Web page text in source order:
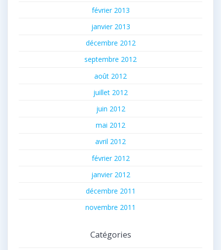
février 2013
janvier 2013
décembre 2012
septembre 2012
août 2012
juillet 2012
juin 2012
mai 2012
avril 2012
février 2012
janvier 2012
décembre 2011
novembre 2011
Catégories